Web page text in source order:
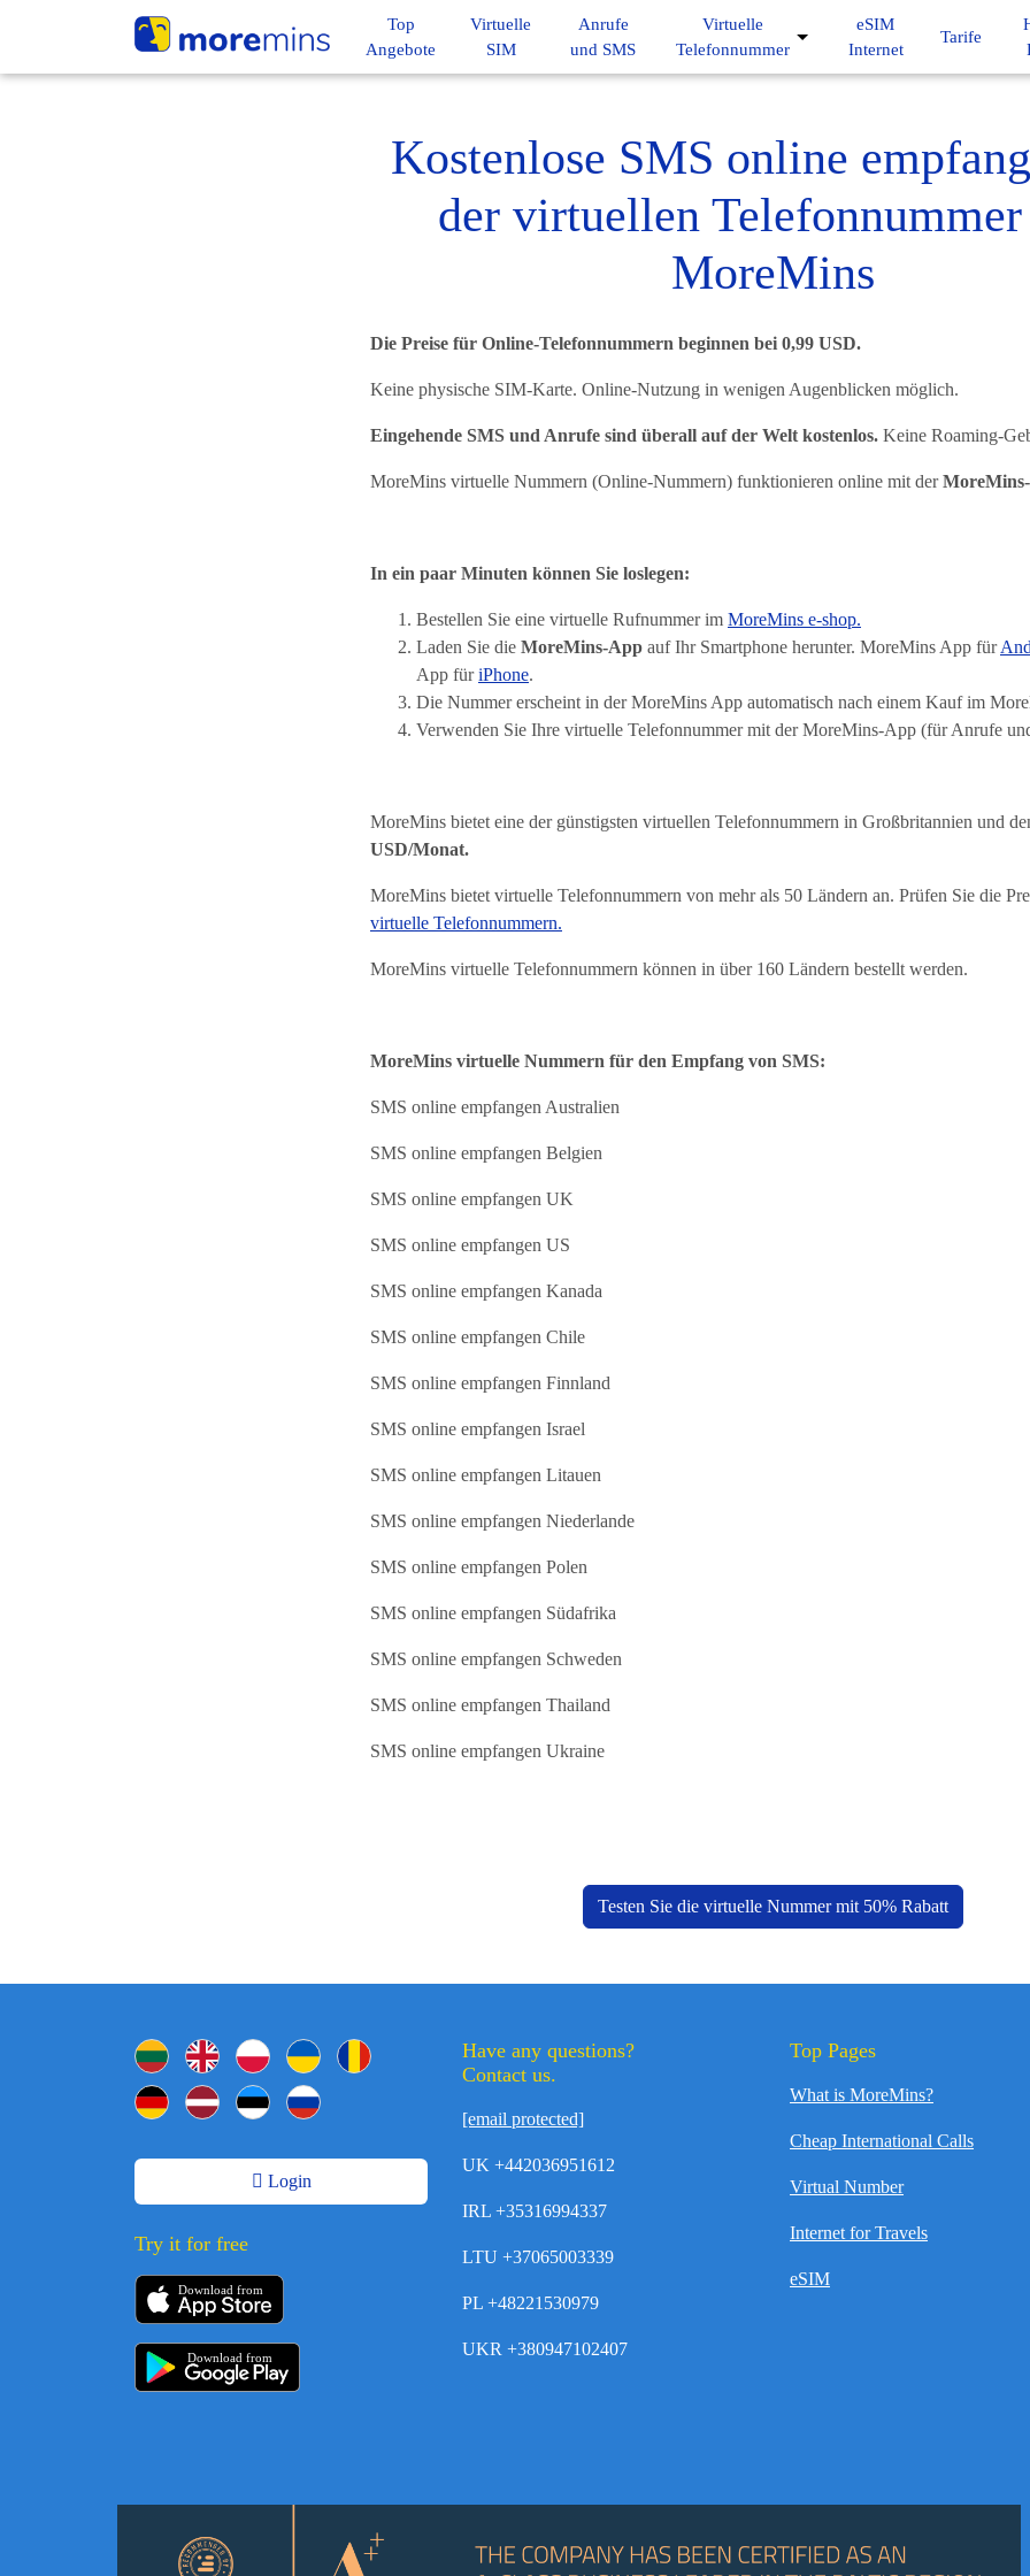
Top
Angebote
Virtuelle
SIM
Anrufe
und SMS
Virtuelle
Telefonnummer
eSIM
Internet
Tarife
Kostenlose SMS online
der virtuellen
MoreMins
Die Preise für Online-Telefonnummern beginnen bei 0,99 USD.
Keine physische SIM-Karte. Online-Nutzung in wenigen Augenblicken möglich.
Eingehende SMS und Anrufe sind überall auf der Welt kostenlos. Keine Roaming-
MoreMins virtuelle Nummern (Online-Nummern) funktionieren online mit der
In ein paar Minuten können Sie loslegen:
Bestellen Sie eine virtuelle Rufnummer im MoreMins e-shop.
Laden Sie die MoreMins-App auf Ihr Smartphone herunter. MoreMins App für
App füriPhone.
Die Nummer erscheint in der MoreMins App automatisch nach einem Kauf im
Verwenden Sie Ihre virtuelle Telefonnummer mit der MoreMins-App (für Anrufe
MoreMins bietet eine der günstigsten virtuellen Telefonnummern in Großbritannien und
USD/Monat.
MoreMins bietet virtuelle Telefonnummern von mehr als 50 Ländern an. Prüfen Sie die
virtuelle Telefonnummern.
MoreMins virtuelle Telefonnummern können in über 160 Ländern bestellt werden.
MoreMins virtuelle Nummern für den Empfang von SMS:
SMS online empfangen Australien
SMS online empfangen Belgien
SMS online empfangen UK
SMS online empfangen US
SMS online empfangen Kanada
SMS online empfangen Chile
SMS online empfangen Finnland
SMS online empfangen Israel
SMS online empfangen Litauen
SMS online empfangen Niederlande
SMS online empfangen Polen
SMS online empfangen Südafrika
SMS online empfangen Schweden
SMS online empfangen Thailand
SMS online empfangen Ukraine
Testen Sie die virtuelle Nummer mit 50% Rabatt
Login
Try it for free
Download from
Download from
Have any questions?
Contact us.
[email protected]
UK +442036951612
IRL +35316994337
LTU +37065003339
PL +48221530979
UKR +380947102407
Top Pages
What is MoreMins?
Cheap International Calls
Virtual Number
Internet for Travels
eSIM